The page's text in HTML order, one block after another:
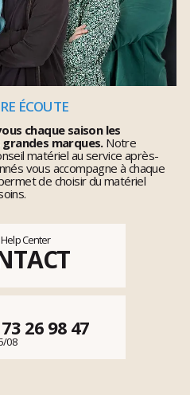
ÉCOUTE
chaque saison les
marques.Notre
matériel au service après-
vous accompagne à chaque
de choisir du matériel
Center
26 98 47
08